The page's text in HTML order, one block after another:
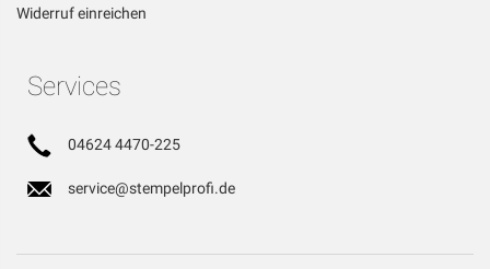
Widerruf einreichen
Services
04624 4470-225
service@stempelprofi.de